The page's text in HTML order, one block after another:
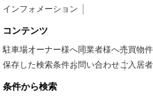
インフォメーション
コンテンツ
駐車場オーナー様へ同業者様へ売買物件
保存した検索条件お問い合わせご入居
条件から検索